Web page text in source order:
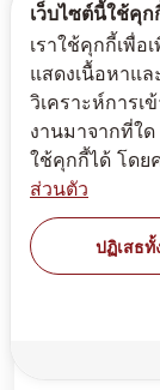
📝 รายละเอีย
เว็บไซต์นี้ใช้คุก
เราใช้คุกกี้เพื่
แสดงเนื้อหาแ
วิเคราะห์การเ
งานมาจากที่ใ
ใช้คุกกี้ได้ โดย
ส่วนตัว
ปฏิเสธทั้